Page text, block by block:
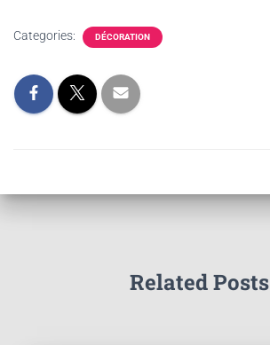
Categories: DÉCORATION
Related Posts